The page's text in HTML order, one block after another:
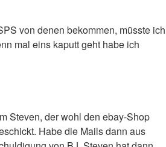
von denen bekommen, müsste ich
mal eins kaputt geht habe ich
Steven, der wohl den ebay-Shop
Habe die Mails dann aus